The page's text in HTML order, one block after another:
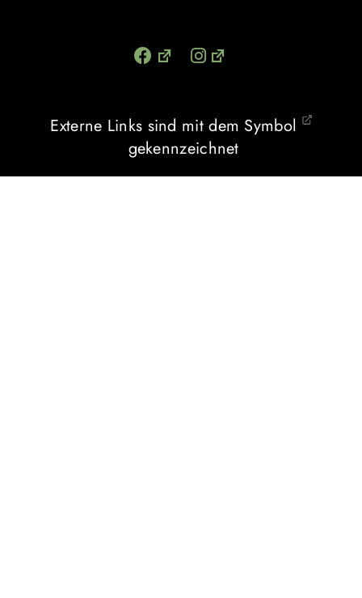
Externe Links sind mit dem Symbol
gekennzeichnet